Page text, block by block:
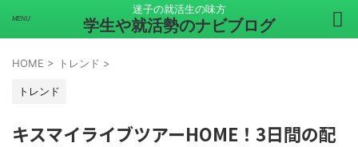
迷子の就活生の味方
学生や就活勢のナビブログ
HOME > トレンド >
トレンド
キスマイライブツアーHOME！3日間の配